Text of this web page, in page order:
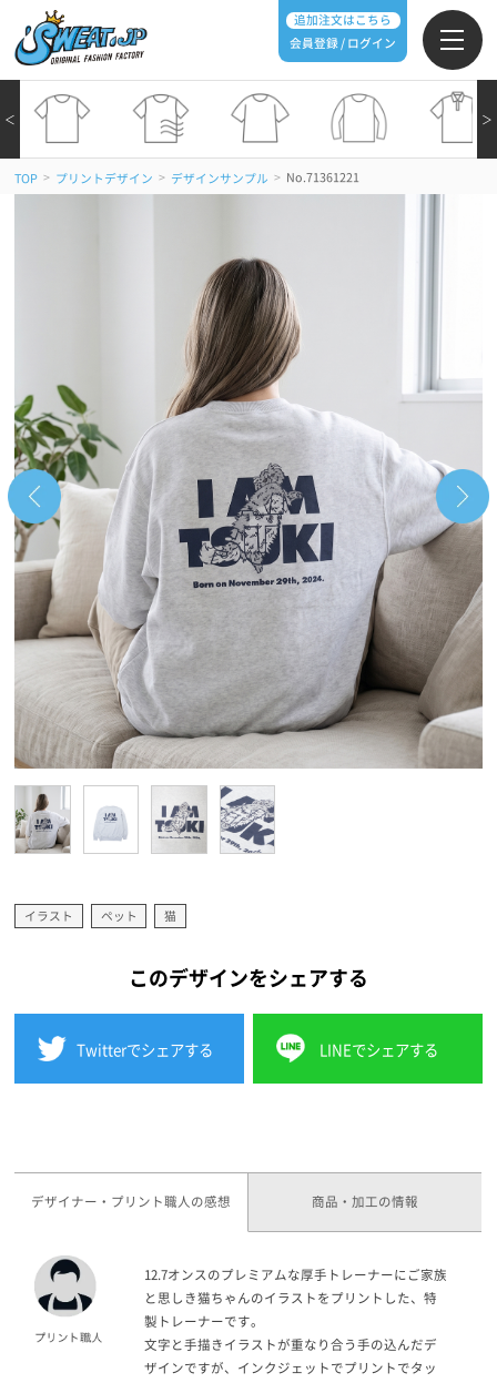
追加注文はこちら
会員登録 / ログイン
＞
＜
TOP > プリントデザイン > デザインサンプル > No.71361221
イラスト ペット 猫
このデザインをシェアする
Twitterでシェアする LINEでシェアする
デザイナー・プリント職人の感想 商品・加工の情報
12.7オンスのプレミアムな厚手トレーナーにご家族
と思しき猫ちゃんのイラストをプリントした、特
製トレーナーです。
文字と手描きイラストが重なり合う手の込んだデ
ザインですが、インクジェットでプリントでタッ